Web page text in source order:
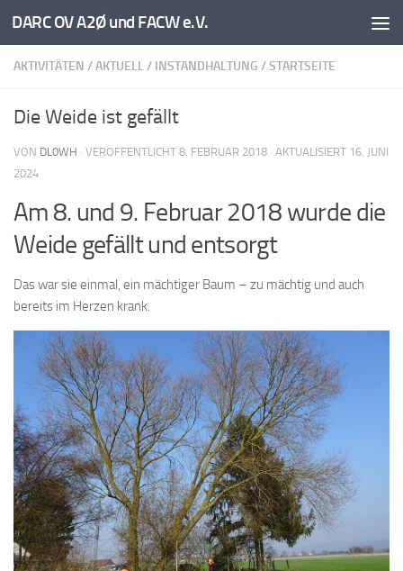
Unter dem Inhalt
DARC OV A2Ø und FACW e.V.
AKTIVITÄTEN /AKTUELL/ INSTANDHALTUNG /STARTSEITE
Die Weide ist gefällt
VON DL0WH · VERÖFFENTLICHT 8. FEBRUAR 2018 · AKTUALISIERT 16. JUNI
2024
Am 8. und 9. Februar 2018 wurde die
Weide gefällt und entsorgt
Das war sie einmal, ein mächtiger Baum – zu mächtig und auch
bereits im Herzen krank.